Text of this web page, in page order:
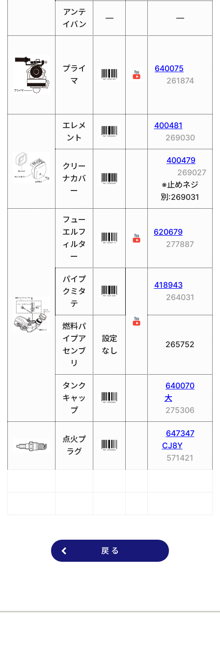
アンテ
イバン
― ―
プライ
マ
640075
261874
エレメ
ント
400481
269030
クリー
ナカバ
ー
400479
269027
※止めネジ
別:269031
フュー
エルフ
ィルタ
ー
620679
277887
パイプ
クミタ
テ
418943
264031
燃料パ
イプア
センブ
リ
設定
なし
265752
タンク
キャッ
プ
640070
大
275306
点火プ
ラグ
647347
CJ8Y
571421
戻 る